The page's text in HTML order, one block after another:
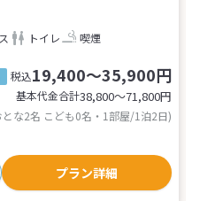
トイレ 喫煙
税込19,400～35,900円
基本代金合計38,800〜71,800円
とな2名 こども0名・1部屋/1泊2日)
プラン詳細